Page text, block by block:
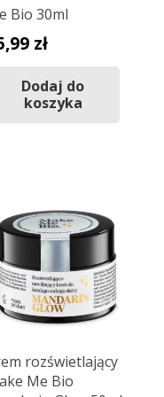
Bio 30ml
zł
Dodaj do
koszyka
rozświetlający
Me Bio